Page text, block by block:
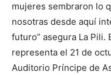
mujeres sembraron lo
nosotras desde aquí
futuro” asegura La
representa el 21 de
Auditorio Príncipe de